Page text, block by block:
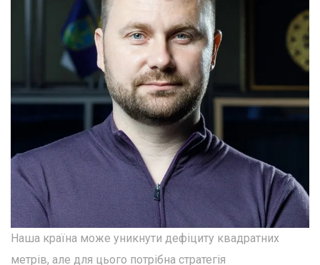
Наша країна може уникнути дефіциту квадратних
метрів, але для цього потрібна стратегія